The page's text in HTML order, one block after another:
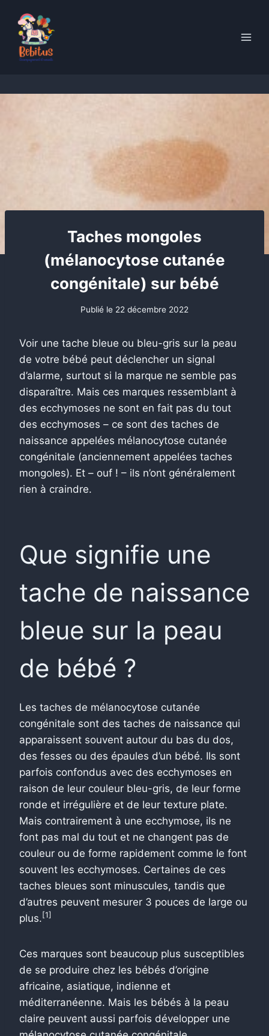
content
Taches mongoles
(mélanocytose cutanée
congénitale) sur bébé
Publié le 22 décembre 2022
Voir une tache bleue ou bleu-gris sur la peau
de votre bébé peut déclencher un signal
d’alarme, surtout si la marque ne semble pas
disparaître. Mais ces marques ressemblant à
des ecchymoses ne sont en fait pas du tout
des ecchymoses – ce sont des taches de
naissance appelées mélanocytose cutanée
congénitale (anciennement appelées taches
mongoles). Et – ouf ! – ils n’ont généralement
rien à craindre.
Que signifie une
tache de naissance
bleue sur la peau
de bébé ?
Les taches de mélanocytose cutanée
congénitale sont des taches de naissance qui
apparaissent souvent autour du bas du dos,
des fesses ou des épaules d’un bébé. Ils sont
parfois confondus avec des ecchymoses en
raison de leur couleur bleu-gris, de leur forme
ronde et irrégulière et de leur texture plate.
Mais contrairement à une ecchymose, ils ne
font pas mal du tout et ne changent pas de
couleur ou de forme rapidement comme le font
souvent les ecchymoses. Certaines de ces
taches bleues sont minuscules, tandis que
d’autres peuvent mesurer 3 pouces de large ou
plus. [1]
Ces marques sont beaucoup plus susceptibles
de se produire chez les bébés d’origine
africaine, asiatique, indienne et
méditerranéenne. Mais les bébés à la peau
claire peuvent aussi parfois développer une